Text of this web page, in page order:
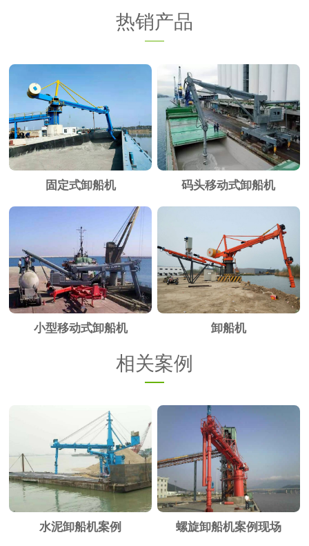
热销产品
固定式卸船机 码头移动式卸船机
小型移动式卸船机 卸船机
相关案例
水泥卸船机案例 螺旋卸船机案例现场